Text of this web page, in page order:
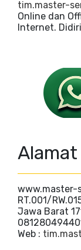
tim.master-
Online dan
Internet.
Alamat
www.master-
RT.001/
Jawa Barat
Web :